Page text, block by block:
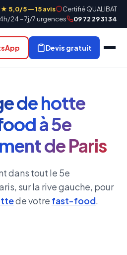
5 — 15 avis
Certifié QUALIBAT
24 – 7j/7 urgences
09 72 29 31 34
Devis gratuit
de hotte
à 5e
de Paris
dans tout le 5e
sur la rive gauche, pour
de votre fast-food.